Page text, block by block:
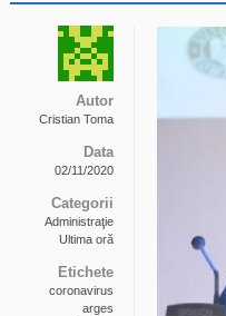
Autor
Cristian Toma
Data
02/11/2020
Categorii
Administraţie
Ultima oră
Etichete
coronavirus
arges